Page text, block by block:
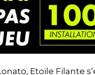
Etoile Filante